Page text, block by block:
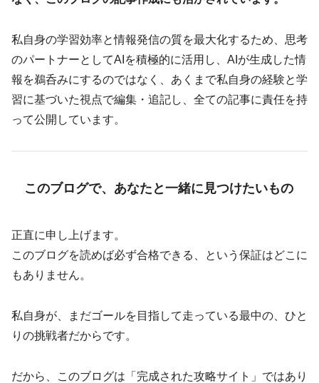
私自身の学習効率と情報発信の質を最大化するため、思考
のパートナーとしてAIを積極的に活用し、AIが生成した情
報を鵜呑みにするのではなく、あくまで私自身の経験と学
習に基づいた視点で編集・追記し、全ての記事に責任を持
って公開しています。
このブログで、あなたと一緒に見つけたいもの
正直に申し上げます。
このブログを読めば必ず合格できる、という保証はどこに
もありません。
私自身が、まだゴールを目指して走っている最中の、ひと
りの挑戦者だからです。
だから、このブログは「完成された攻略サイト」ではあり